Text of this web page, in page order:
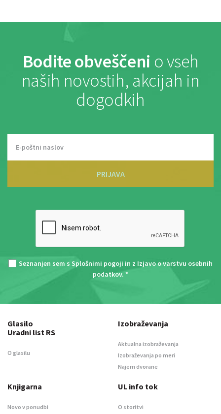
Bodite obveščeni o vseh
naših novostih, akcijah in
dogodkih
PRIJAVA
Seznanjen sem s Splošnimi pogoji in z Izjavo o varstvu osebnih
podatkov. *
Glasilo
Uradni list RS
O glasilu
Izobraževanja
Aktualna izobraževanja
Izobraževanja po meri
Najem dvorane
Knjigarna
Novo v ponudbi
UL info tok
O storitvi